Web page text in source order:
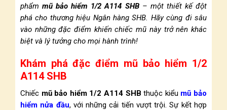
phẩmmũ bảo hiểm 1/2 A114 SHB– một thiết kế đột
phá cho thương hiệu Ngân hàng SHB. Hãy cùng đi sâu
vào những đặc điểm khiến chiếc mũ này trở nên khác
biệt và lý tưởng cho mọi hành trình!
Khám phá đặc điểm mũ bảo hiểm 1/2
A114 SHB
Chiếc mũ bảo hiểm 1/2 A114 SHB thuộc kiểu mũ bảo
hiểm nửa đầu, với những cải tiến vượt trội. Sự kết hợp